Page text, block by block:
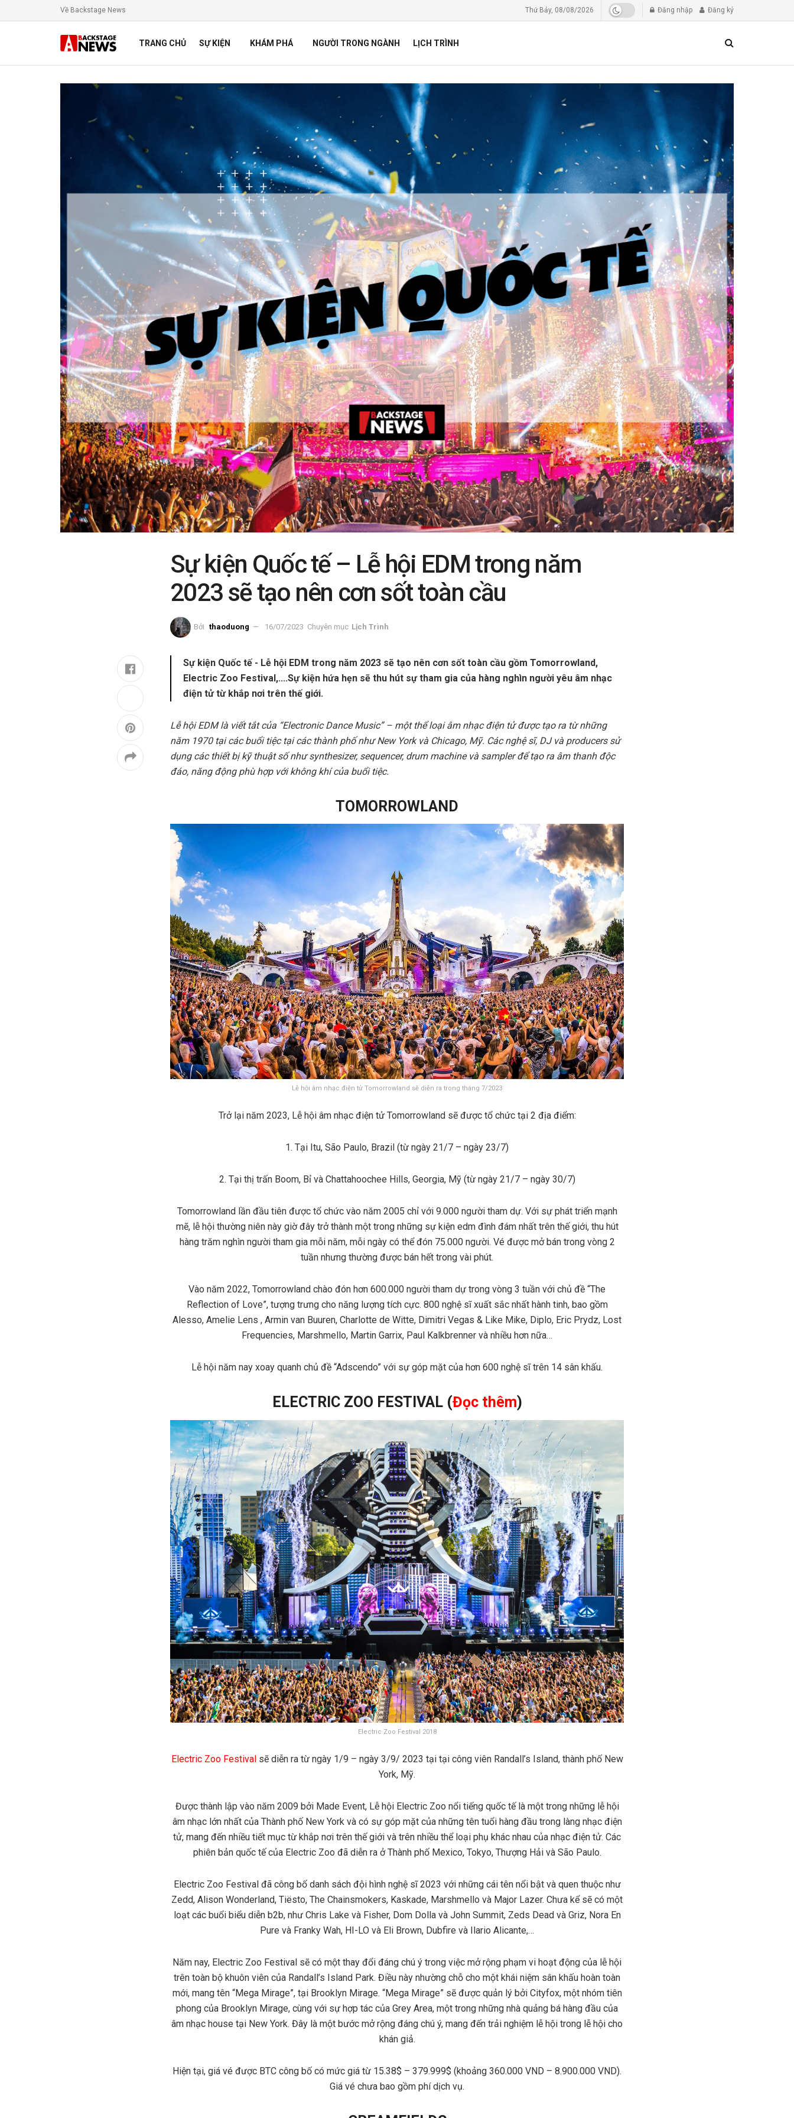
Về Backstage News Thứ Bảy, 08/08/2026 Đăng nhập Đăng ký
TRANG CHỦ SỰ KIỆN KHÁM PHÁ NGƯỜI TRONG NGÀNH LỊCH TRÌNH
Sự kiện Quốc tế – Lễ hội EDM trong năm
2023 sẽ tạo nên cơn sốt toàn cầu
Bởi thaoduong 16/07/2023 Chuyên mục Lịch Trình
Sự kiện Quốc tế - Lễ hội EDM trong năm 2023 sẽ tạo nên cơn sốt toàn cầu gồm Tomorrowland,
Electric Zoo Festival,....Sự kiện hứa hẹn sẽ thu hút sự tham gia của hàng nghìn người yêu âm nhạc
điện tử từ khắp nơi trên thế giới.
Lễ hội EDM là viết tắt của “Electronic Dance Music” – một thể loại âm nhạc điện tử được tạo ra từ những
năm 1970 tại các buổi tiệc tại các thành phố như New York và Chicago, Mỹ. Các nghệ sĩ, DJ và producers sử
dụng các thiết bị kỹ thuật số như synthesizer, sequencer, drum machine và sampler để tạo ra âm thanh độc
đáo, năng động phù hợp với không khí của buổi tiệc.
TOMORROWLAND
Lễ hội âm nhạc điện tử Tomorrowland sẽ diễn ra trong tháng 7/2023
Trở lại năm 2023, Lễ hội âm nhạc điện tử Tomorrowland sẽ được tổ chức tại 2 địa điểm:
1. Tại Itu, São Paulo, Brazil (từ ngày 21/7 – ngày 23/7)
2. Tại thị trấn Boom, Bỉ và Chattahoochee Hills, Georgia, Mỹ (từ ngày 21/7 – ngày 30/7)
Tomorrowland lần đầu tiên được tổ chức vào năm 2005 chỉ với 9.000 người tham dự. Với sự phát triển mạnh
mẽ, lễ hội thường niên này giờ đây trở thành một trong những sự kiện edm đình đám nhất trên thế giới, thu hút
hàng trăm nghìn người tham gia mỗi năm, mỗi ngày có thể đón 75.000 người. Vé được mở bán trong vòng 2
tuần nhưng thường được bán hết trong vài phút.
Vào năm 2022, Tomorrowland chào đón hơn 600.000 người tham dự trong vòng 3 tuần với chủ đề “The
Reflection of Love”, tượng trưng cho năng lượng tích cực. 800 nghệ sĩ xuất sắc nhất hành tinh, bao gồm
Alesso, Amelie Lens , Armin van Buuren, Charlotte de Witte, Dimitri Vegas & Like Mike, Diplo, Eric Prydz, Lost
Frequencies, Marshmello, Martin Garrix, Paul Kalkbrenner và nhiều hơn nữa…
Lễ hội năm nay xoay quanh chủ đề “Adscendo” với sự góp mặt của hơn 600 nghệ sĩ trên 14 sân khấu.
ELECTRIC ZOO FESTIVAL (Đọc thêm)
Electric Zoo Festival 2018
Electric Zoo Festivalsẽ diễn ra từ ngày 1/9 – ngày 3/9/ 2023 tại tại công viên Randall’s Island, thành phố New
York, Mỹ.
Được thành lập vào năm 2009 bởi Made Event, Lễ hội Electric Zoo nổi tiếng quốc tế là một trong những lễ hội
âm nhạc lớn nhất của Thành phố New York và có sự góp mặt của những tên tuổi hàng đầu trong làng nhạc điện
tử, mang đến nhiều tiết mục từ khắp nơi trên thế giới và trên nhiều thể loại phụ khác nhau của nhạc điện tử. Các
phiên bản quốc tế của Electric Zoo đã diễn ra ở Thành phố Mexico, Tokyo, Thượng Hải và São Paulo.
Electric Zoo Festival đã công bố danh sách đội hình nghệ sĩ 2023 với những cái tên nổi bật và quen thuộc như
Zedd, Alison Wonderland, Tiësto, The Chainsmokers, Kaskade, Marshmello và Major Lazer. Chưa kể sẽ có một
loạt các buổi biểu diễn b2b, như Chris Lake và Fisher, Dom Dolla và John Summit, Zeds Dead và Griz, Nora En
Pure và Franky Wah, HI-LO và Eli Brown, Dubfire và Ilario Alicante,…
Năm nay, Electric Zoo Festival sẽ có một thay đổi đáng chú ý trong việc mở rộng phạm vi hoạt động của lễ hội
trên toàn bộ khuôn viên của Randall’s Island Park. Điều này nhường chỗ cho một khái niệm sân khấu hoàn toàn
mới, mang tên “Mega Mirage”, tại Brooklyn Mirage. “Mega Mirage” sẽ được quản lý bởi Cityfox, một nhóm tiên
phong của Brooklyn Mirage, cùng với sự hợp tác của Grey Area, một trong những nhà quảng bá hàng đầu của
âm nhạc house tại New York. Đây là một bước mở rộng đáng chú ý, mang đến trải nghiệm lễ hội trong lễ hội cho
khán giả.
Hiện tại, giá vé được BTC công bố có mức giá từ 15.38$ – 379.999$ (khoảng 360.000 VND – 8.900.000 VND).
Giá vé chưa bao gồm phí dịch vụ.